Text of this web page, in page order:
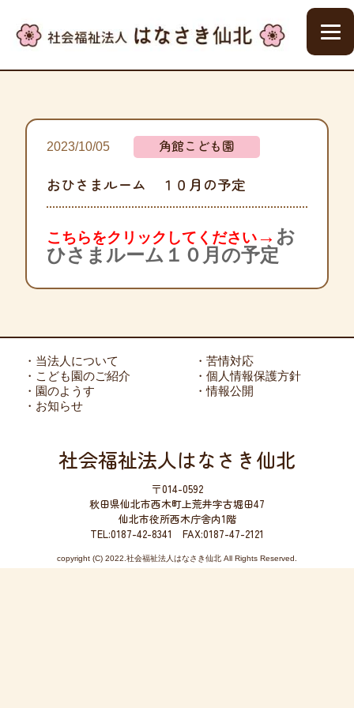
2023/10/05 角館こども園
おひさまルーム １０月の予定
こちらをクリックしてください→ お
ひさまルーム１０月の予定
・当法人について
・こども園のご紹介
・園のようす
・お知らせ
・苦情対応
・個人情報保護方針
・情報公開
社会福祉法人はなさき仙北
〒014-0592
秋田県仙北市西木町上荒井字古堀田47
仙北市役所西木庁舎内1階
TEL:0187-42-8341 FAX:0187-47-2121
copyright (C) 2022.社会福祉法人はなさき仙北 All Rights Reserved.